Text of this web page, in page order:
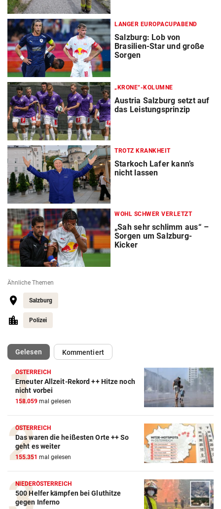
LANGER EUROPACUPABEND
Salzburg: Lob von
Brasilien-Star und große
Sorgen
„KRONE“-KOLUMNE
Austria Salzburg setzt auf
das Leistungsprinzip
TROTZ KRANKHEIT
Starkoch Lafer kann’s
nicht lassen
WOHL SCHWER VERLETZT
„Sah sehr schlimm aus“ –
Sorgen um Salzburg-
Kicker
Ähnliche Themen
Salzburg
Polizei
Gelesen(ausgewählt)Kommentiert
ÖSTERREICH
Erneuter Allzeit-Rekord ++ Hitze noch
nicht vorbei
158.059 mal gelesen
ÖSTERREICH
Das waren die heißesten Orte ++ So
geht es weiter
155.351 mal gelesen
NIEDERÖSTERREICH
500 Helfer kämpfen bei Gluthitze
gegen Inferno